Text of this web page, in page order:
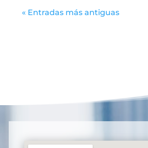
« Entradas más antiguas